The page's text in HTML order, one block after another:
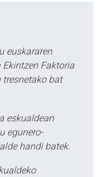
euskararen
Faktoria
tresnetako bat
eskualdean
egunero-
handi batek.